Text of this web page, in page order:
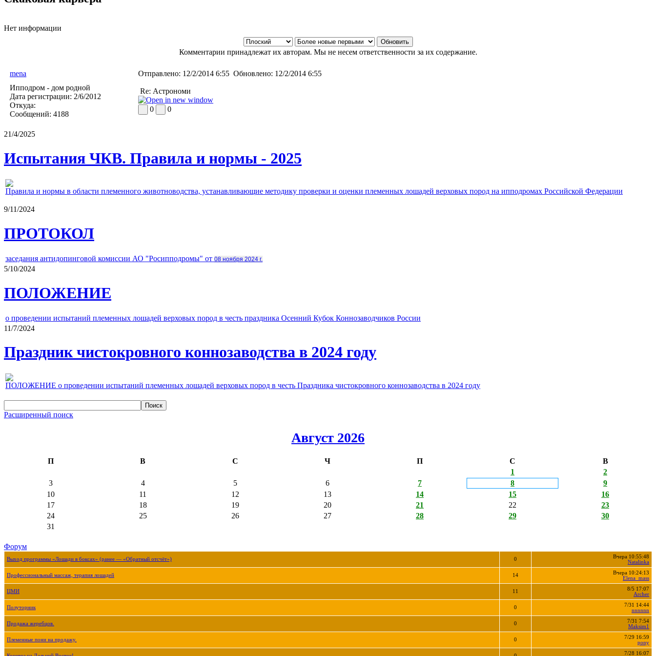
Нет информации
Комментарии принадлежат их авторам. Мы не несем ответственности за их содержание.
mena Отправлено: 12/2/2014 6:55 Обновлено: 12/2/2014 6:55
Ипподром - дом родной
Дата регистрации: 2/6/2012
Откуда:
Сообщений: 4188
Re: Астрономи
0 0
21/4/2025
Испытания ЧКВ. Правила и нормы - 2025
Правила и нормы в области племенного животноводства, устанавливающие методику проверки и оценки племенных лошадей верховых пород на ипподромах Российской Федерации
9/11/2024
ПРОТОКОЛ
заседания антидопинговой комиссии АО "Росипподромы" от 08 ноября 2024 г.
5/10/2024
ПОЛОЖЕНИЕ
о проведении испытаний племенных лошадей верховых пород в честь праздника Осенний Кубок Коннозаводчиков России
11/7/2024
Праздник чистокровного коннозаводства в 2024 году
ПОЛОЖЕНИЕ о проведении испытаний племенных лошадей верховых пород в честь Праздника чистокровного коннозаводства в 2024 году
Расширенный поиск
Август 2026
П В С Ч П С
В
1
2
3
4 5 6 7 8
9
10
11 12 13 14 15
16
17
18 19 20 21 22
23
24
25 26 27 28 29
30
31
Форум
Выход программы «Лошади в боксах» (ранее — «Обратный отсчёт») 0
Вчера 10:55:48
Natalinka
Профессиональный массаж, терапия лошадей 14
Вчера 10:24:13
Elena_mass
ЦМИ 11
8/5 17:07
Archer
Полуторник 0
7/31 14:44
nnnnnn
Продажа жеребцов. 0
7/31 7:54
Maksim1
Племенные пони на продажу. 0
7/29 16:59
pony
7/28 16:07